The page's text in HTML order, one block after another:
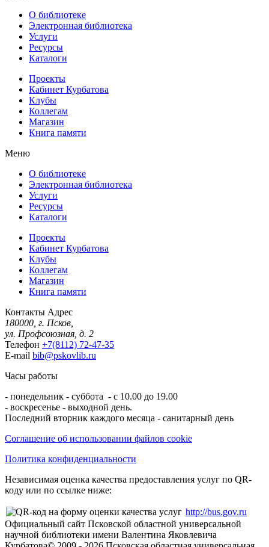
О библиотеке
Электронная библиотека
Услуги
Ресурсы
Каталоги
Проекты
Кабинет Курбатова
Клубы
Коллегам
Магазин
Книга памяти
Меню
О библиотеке
Электронная библиотека
Услуги
Ресурсы
Каталоги
Проекты
Кабинет Курбатова
Клубы
Коллегам
Магазин
Книга памяти
Контакты Адрес
180000, г. Псков,
ул. Профсоюзная, д. 2
Телефон +7(8112) 72-47-35
E-mail bib@pskovlib.ru
Часы работы
- понедельник - суббота - с 10.00 до 19.00
- воскресенье - выходной день.
Последний вторник каждого месяца - санитарный день
Соглашение об использовании файлов cookie
Политика конфиденциальности
Независимая оценка качества предоставления услуг по QR-
коду или по ссылке ниже:
http://bus.gov.ru
Официальный сайт Псковской областной универсальной
научной библиотеки имени Валентина Яковлевича